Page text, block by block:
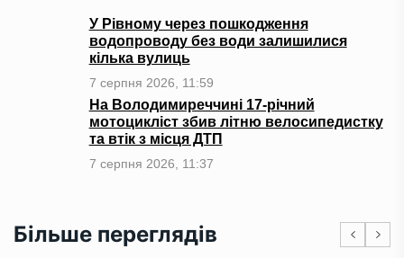
У Рівному через пошкодження
водопроводу без води залишилися
кілька вулиць
7 серпня 2026, 11:59
На Володимиреччині 17-річний
мотоцикліст збив літню велосипедистку
та втік з місця ДТП
7 серпня 2026, 11:37
Більше переглядів